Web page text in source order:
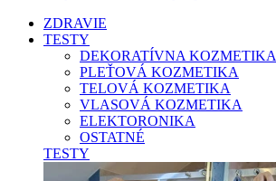
ZDRAVIE
TESTY
DEKORATÍVNA KOZMETIKA
PLEŤOVÁ KOZMETIKA
TELOVÁ KOZMETIKA
VLASOVÁ KOZMETIKA
ELEKTORONIKA
OSTATNÉ
TESTY